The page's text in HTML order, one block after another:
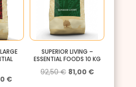
€Le
SUPERIOR LIVING –
ESSENTIAL FOODS 10 KG
92,50€ Le
81,00 €Le